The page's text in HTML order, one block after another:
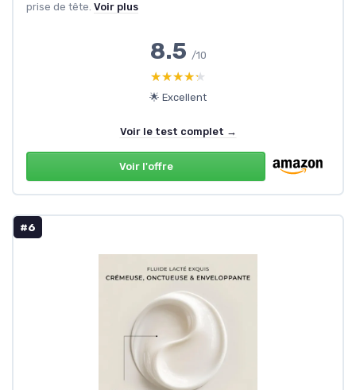
prise de tête. Voir plus
8.5 /10
★★★★★
★★★★★
🌟 Excellent
Voir le test complet →
Voir l'offre
#6